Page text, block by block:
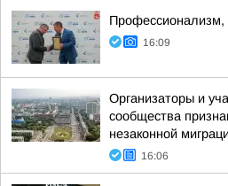
Профессионализм,
16:09
Организаторы и
сообщества
незаконной
16:06